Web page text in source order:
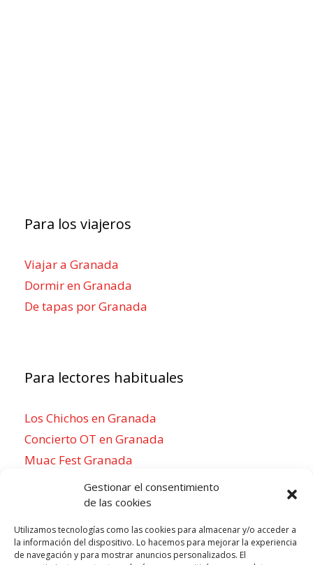
Gestionar el consentimiento
de las cookies
Utilizamos tecnologías como las cookies para almacenar y/o acceder a
la información del dispositivo. Lo hacemos para mejorar la experiencia
de navegación y para mostrar anuncios personalizados. El
Para los viajeros
Viajar a Granada
Dormir en Granada
De tapas por Granada
Para lectores habituales
Los Chichos en Granada
Concierto OT en Granada
Muac Fest Granada
Concierto de Saiko en Granada
Para sentirse como un local